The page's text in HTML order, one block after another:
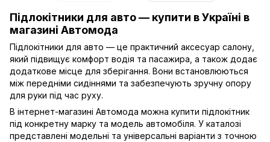
Підлокітники для авто — купити в Україні в
магазині Автомода
Підлокітники для авто — це практичний аксесуар салону,
який підвищує комфорт водія та пасажира, а також додає
додаткове місце для зберігання. Вони встановлюються
між передніми сидіннями та забезпечують зручну опору
для руки під час руху.
В інтернет-магазині Автомода можна купити підлокітник
під конкретну марку та модель автомобіля. У каталозі
представлені модельні та універсальні варіанти з точною